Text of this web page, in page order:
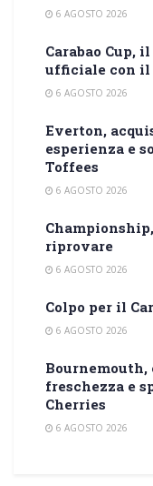
6 AGOSTO 2026
Carabao Cup,
ufficiale con il
6 AGOSTO 2026
Everton,
esperienza e
Toffees
6 AGOSTO 2026
riprovare
6 AGOSTO 2026
Colpo per il
6 AGOSTO 2026
Bournemouth,
freschezza e
Cherries
6 AGOSTO 2026